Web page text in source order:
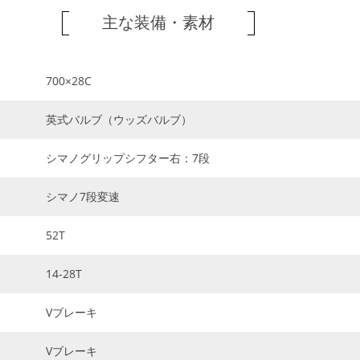
主な装備・素材
700×28C
英式バルブ（ウッズバルブ）
シマノグリップシフター右：7段
シマノ7段変速
52T
14-28T
Vブレーキ
Vブレーキ